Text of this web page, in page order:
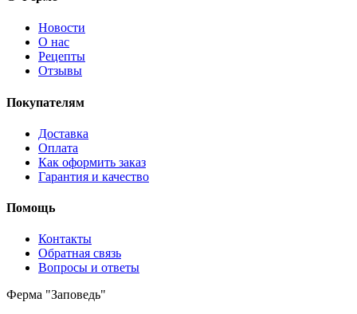
Новости
О нас
Рецепты
Отзывы
Покупателям
Доставка
Оплата
Как оформить заказ
Гарантия и качество
Помощь
Контакты
Обратная связь
Вопросы и ответы
Ферма "Заповедь"